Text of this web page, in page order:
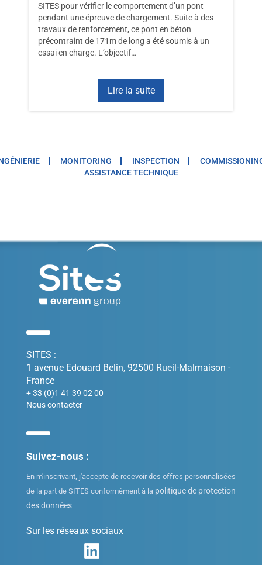
SITES pour vérifier le comportement d’un pont
pendant une épreuve de chargement. Suite à des
travaux de renforcement, ce pont en béton
précontraint de 171m de long a été soumis à un
essai en charge. L’objectif…
Lire la suite
MONITORING INSPECTION
ASSISTANCE TECHNIQUE
SITES :
1 avenue Edouard Belin, 92500 Rueil-Malmaison -
France
+ 33 (0)1 41 39 02 00
Nous contacter
Suivez-nous :
En m'inscrivant, j'accepte de recevoir des offres personnalisées
de la part de SITES conformément à la politique de protection
des données
Sur les réseaux sociaux